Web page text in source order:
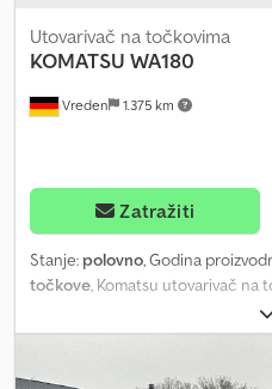
Vreden 1.375 km
Utovarivač na točkovima
KOMATSU WA180
Zatražiti
Stanje: polovno, Godina
točkove, Komatsu utovarivač na
proizvodnje 1997, sa kašikom.